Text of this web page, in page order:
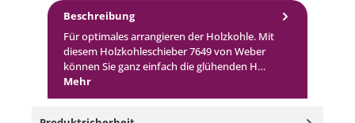
Beschreibung
Für optimales arrangieren der Holzkohle. Mit
diesem Holzkohleschieber 7649 von Weber
können Sie ganz einfach die glühenden H…
Mehr